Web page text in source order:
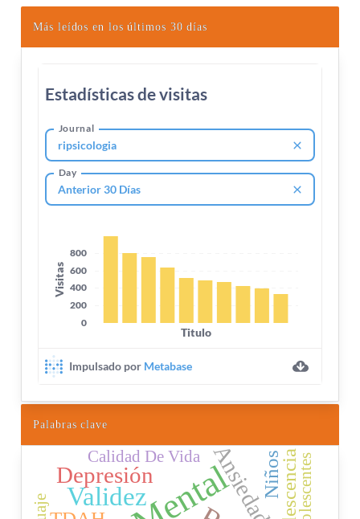
Más leídos en los últimos 30 días
Palabras clave
Validez
Depresión Ansiedad
Niños
Calidad De Vida Adolescentes